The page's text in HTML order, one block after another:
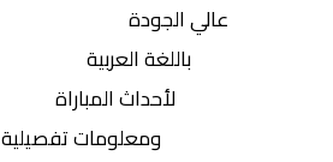
عالي الجودة
باللغة العربية
لأحداث المباراة
ومعلومات تفصيلية